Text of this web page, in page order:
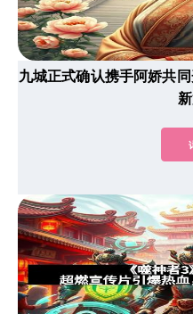
九城正式确认携手阿娇共